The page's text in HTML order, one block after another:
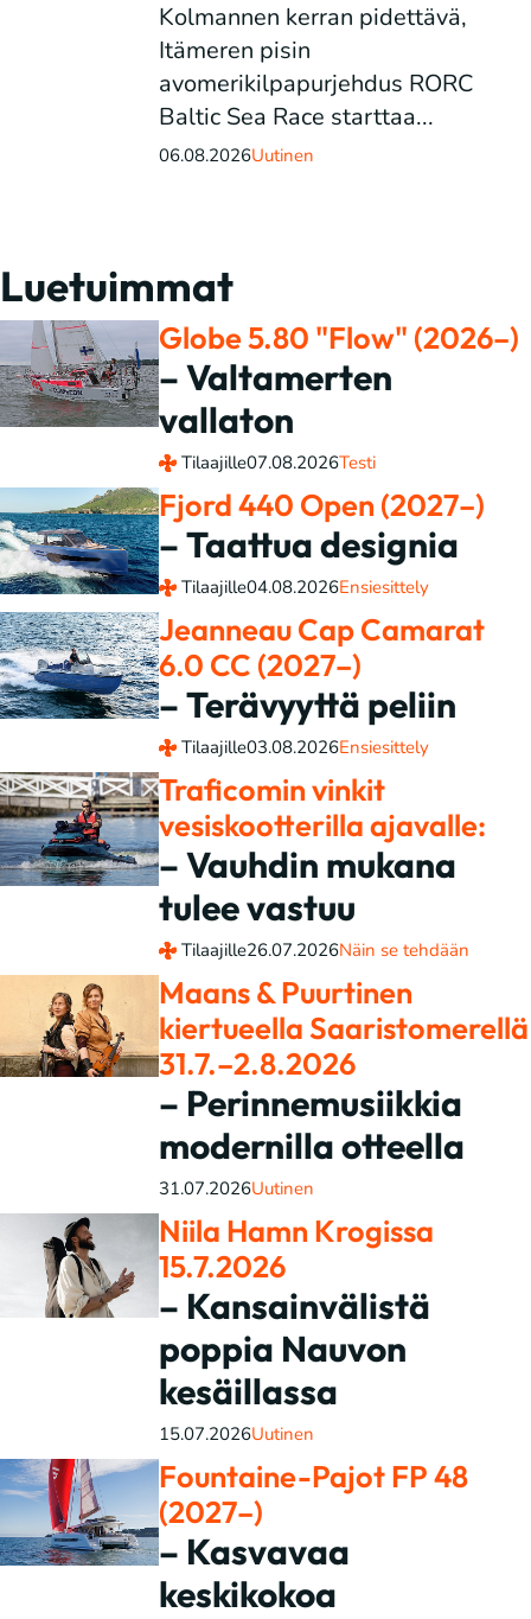
Kolmannen kerran pidettävä,
Itämeren pisin
avomerikilpapurjehdus RORC
Baltic Sea Race starttaa...
06.08.2026Uutinen
Luetuimmat
Globe 5.80 "Flow" (2026–)
– Valtamerten
vallaton
Tilaajille07.08.2026Testi
Fjord 440 Open (2027–)
– Taattua designia
Tilaajille04.08.2026Ensiesittely
Jeanneau Cap Camarat
6.0 CC (2027–)
– Terävyyttä peliin
Tilaajille03.08.2026Ensiesittely
Traficomin vinkit
vesiskootterilla ajavalle:
– Vauhdin mukana
tulee vastuu
Tilaajille26.07.2026Näin se tehdään
Maans & Puurtinen
kiertueella Saaristomerellä
31.7.–2.8.2026
– Perinnemusiikkia
modernilla otteella
31.07.2026Uutinen
Niila Hamn Krogissa
15.7.2026
– Kansainvälistä
poppia Nauvon
kesäillassa
15.07.2026Uutinen
Fountaine-Pajot FP 48
(2027–)
– Kasvavaa
keskikokoa